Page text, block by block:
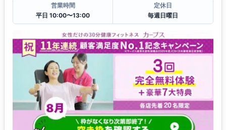
営業時間
平日 10:00〜13:00
定休日
毎週日曜日